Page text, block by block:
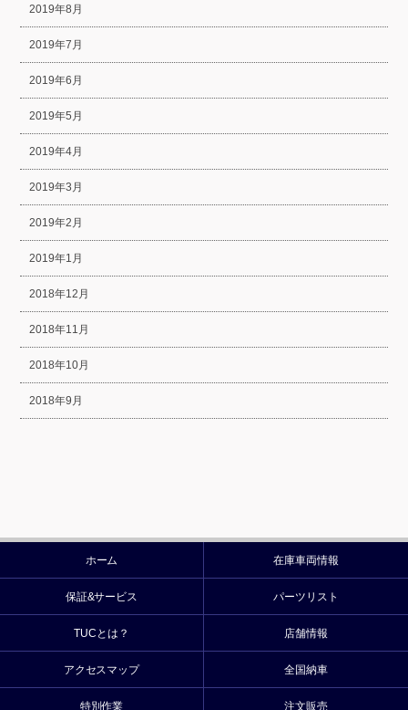
2019年8月
2019年7月
2019年6月
2019年5月
2019年4月
2019年3月
2019年2月
2019年1月
2018年12月
2018年11月
2018年10月
2018年9月
ホーム 在庫車両情報
保証&サービス パーツリスト
TUCとは？ 店舗情報
アクセスマップ 全国納車
特別作業 注文販売